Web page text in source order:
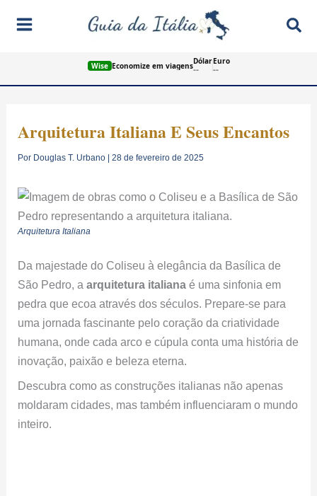
para
Wise Economize em viagensDólar
--
Euro
--
Arquitetura Italiana E Seus Encantos
Por Douglas T. Urbano |28 de fevereiro de 2025
Arquitetura Italiana
Da majestade do Coliseu à elegância da Basílica de
São Pedro, aarquitetura italiana é uma sinfonia em
pedra que ecoa através dos séculos. Prepare-se para
uma jornada fascinante pelo coração da criatividade
humana, onde cada arco e cúpula conta uma história de
inovação, paixão e beleza eterna.
Descubra como as construções italianas não apenas
moldaram cidades, mas também influenciaram o mundo
inteiro.